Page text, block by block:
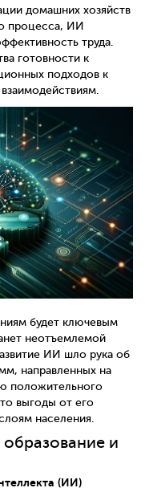
домашних хозяйств
процесса, ИИ
труда.
готовности к
подходов к
будет ключевым
неотъемлемой
ИИ шло рука об
направленных на
положительного
выгоды от его
населения.
и
(ИИ)